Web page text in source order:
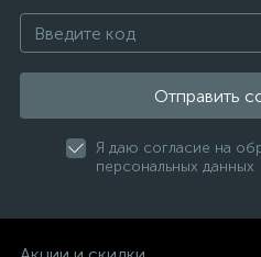
Отправить
Я даю согласие на
персональных данных